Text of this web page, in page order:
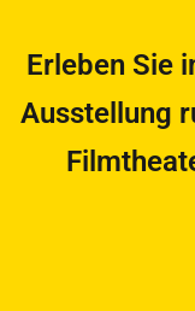
Erleben Sie
Ausstellung